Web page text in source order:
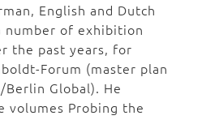
English and Dutch
number of exhibition
the past years, for
Forum (master plan
Berlin Global). He
volumes Probing the